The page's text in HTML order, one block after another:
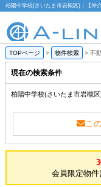
TOPページ > 物件検索 > 不
現在の検索条件
柏陽中学校(さいたま市岩槻区
こ
会員限定物件